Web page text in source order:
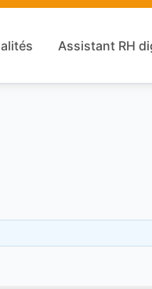
Assistant RH